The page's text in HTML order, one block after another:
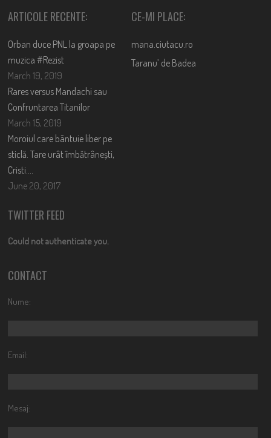
ARTICOLE RECENTE:
Orban duce PNL la groapa pe
muzica #Rezist
March 19, 2019
Rares versus Mandachi sau
Confruntarea Titanilor
March 15, 2019
Moroiul care bântuie liber pe
sticlă. Tare urât îmbătrânești,
Cristi….
June 20, 2017
CE-MI PLACE:
mana.ciutacu.ro
Taranu’ de Badea
TWITTER FEED
Could not authenticate you.
CONTACT
Nume:
Email:
Mesaj: